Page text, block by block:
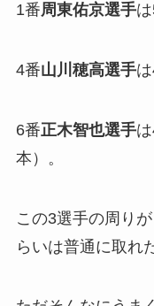
1番周東佑京選手
4番山川穂高選手
6番正木智也選手
本）。
この3選手の周り
らいは普通に取れ